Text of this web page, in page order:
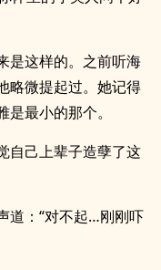
是这样的。之前听海
略微提起过。她记得
最小的那个。
自己上辈子造孽了这
道：“对不起…刚刚吓